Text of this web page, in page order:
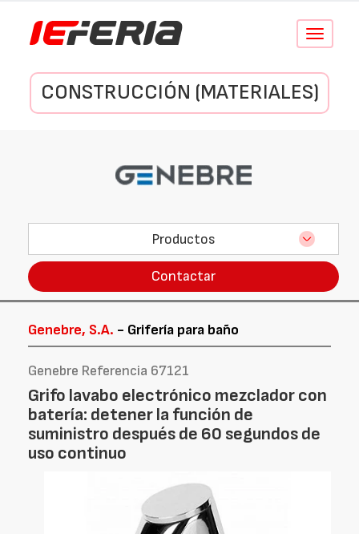
Conmutar
CONSTRUCCIÓN (MATERIALES)
Productos
Contactar
Genebre, S.A. - Grifería para baño
Genebre Referencia 67121
Grifo lavabo electrónico mezclador con
batería: detener la función de
suministro después de 60 segundos de
uso continuo